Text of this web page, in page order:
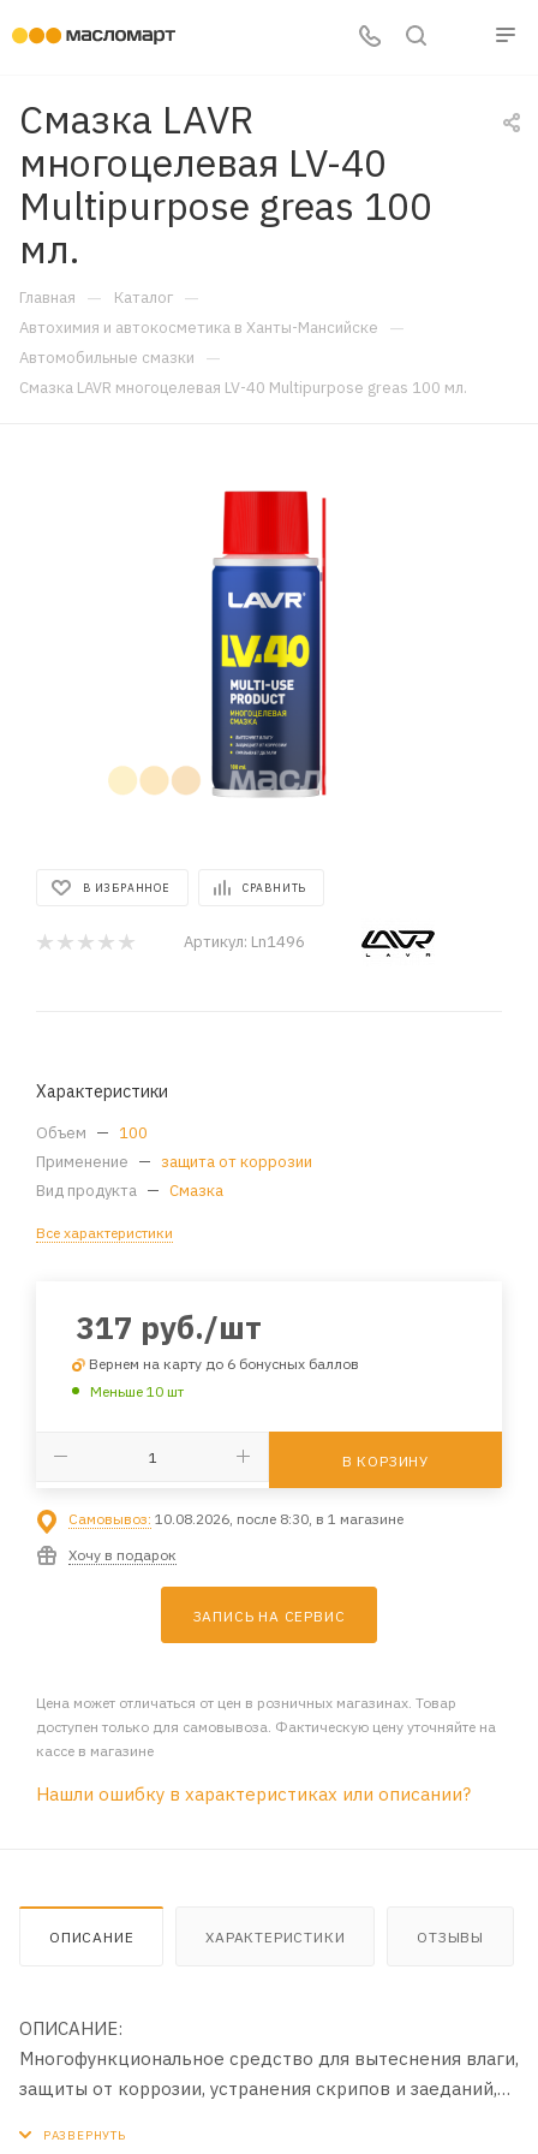
Смазка LAVR
многоцелевая LV-40
Multipurpose greas 100
мл.
Главная — Каталог —
Автохимия и автокосметика в Ханты-Мансийске —
Автомобильные смазки —
Смазка LAVR многоцелевая LV-40 Multipurpose greas 100 мл.
В ИЗБРАННОЕ СРАВНИТЬ
Артикул: Ln1496
Характеристики
Объем — 100
Применение — защита от коррозии
Вид продукта — Смазка
Все характеристики
317 руб./шт
Вернем на карту до 6 бонусных баллов
Меньше 10 шт
В КОРЗИНУ
Самовывоз: 10.08.2026, после 8:30, в 1 магазине
Хочу в подарок
ЗАПИСЬ НА СЕРВИС
Цена может отличаться от цен в розничных магазинах. Товар
доступен только для самовывоза. Фактическую цену уточняйте на
кассе в магазине
Нашли ошибку в характеристиках или описании?
ОПИСАНИЕ ХАРАКТЕРИСТИКИ ОТЗЫВЫ
ОПИСАНИЕ:
Многофункциональное средство для вытеснения влаги,
защиты от коррозии, устранения скрипов и заеданий,